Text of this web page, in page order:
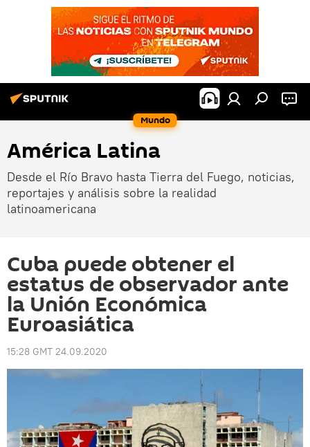
Mundo
América Latina
Desde el Río Bravo hasta Tierra del Fuego, noticias,
reportajes y análisis sobre la realidad
latinoamericana
Cuba puede obtener el
estatus de observador ante
la Unión Económica
Euroasiática
15:28 GMT 24.09.2020